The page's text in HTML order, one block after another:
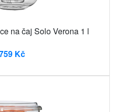
na čaj Solo Verona 1 l
Kč